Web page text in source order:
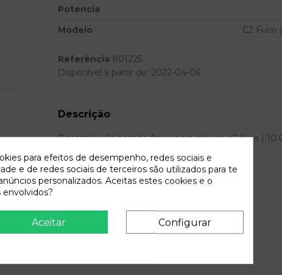
Potencia
Modelo
C2 Furio
Referência 801225
Disponível a partir de: 2022-04-06
Descrição
Recambio de bomba freno para citroen c2 furio |
para efeitos de desempenho, redes sociais e
e de redes sociais de terceiros são utilizados para te
personalizados. Aceitas estes cookies e o
Aceitar Configurar